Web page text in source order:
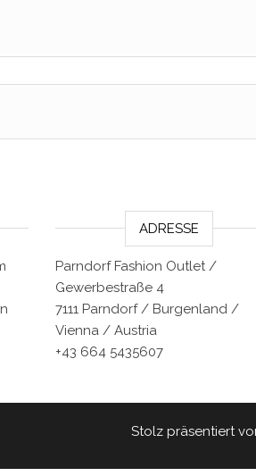
ADRESSE
Parndorf Fashion Outlet /
Gewerbestraße 4
7111 Parndorf / Burgenland /
Vienna / Austria
+43 664 5435607
Stolz präsentiert